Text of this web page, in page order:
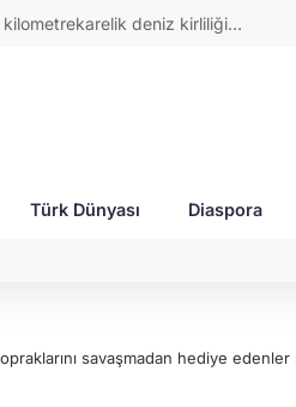
kilometrekarelik deniz kirliliği
28,0626
0,0018
Türk Dünyası Diaspora
savaşmadan hediye